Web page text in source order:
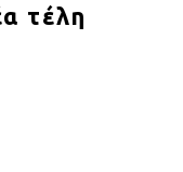
τέλη